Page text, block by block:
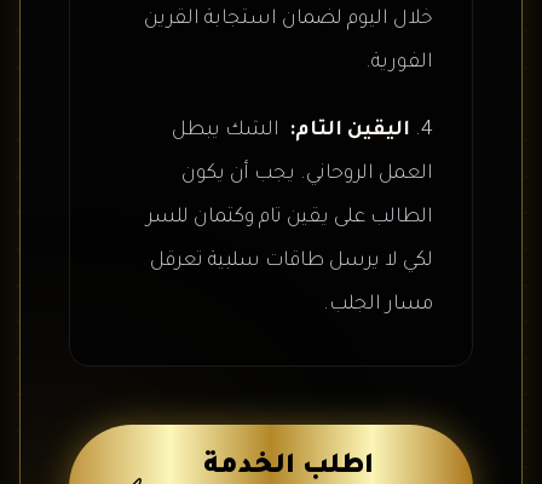
خلال اليوم لضمان استجابة القرين
الفورية.
اليقين التام:
الشك يبطل
العمل الروحاني. يجب أن يكون
الطالب على يقين تام وكتمان للسر
لكي لا يرسل طاقات سلبية تعرقل
مسار الجلب.
اطلب الخدمة